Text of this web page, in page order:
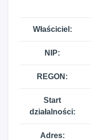
Właściciel:
NIP:
REGON:
Start
działalności:
Adres: